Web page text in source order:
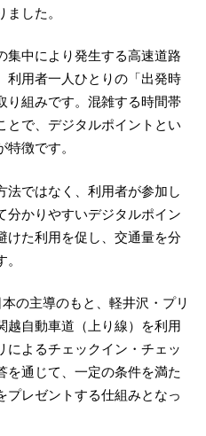
した。
集中により発生する高速道路
利用者一人ひとりの「出発時
り組みです。混雑する時間帯
とで、デジタルポイントとい
徴です。
法ではなく、利用者が参加し
分かりやすいデジタルポイン
けた利用を促し、交通量を分
の主導のもと、軽井沢・プリ
越自動車道（上り線）を利用
によるチェックイン・チェッ
を通じて、一定の条件を満た
プレゼントする仕組みとなっ